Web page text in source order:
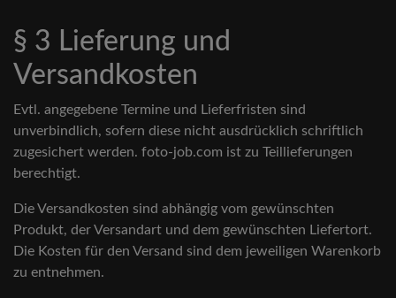
§ 3 Lieferung und
Versandkosten
Evtl. angegebene Termine und Lieferfristen sind
unverbindlich, sofern diese nicht ausdrücklich schriftlich
zugesichert werden. foto-job.com ist zu Teillieferungen
berechtigt.
Die Versandkosten sind abhängig vom gewünschten
Produkt, der Versandart und dem gewünschten Liefertort.
Die Kosten für den Versand sind dem jeweiligen Warenkorb
zu entnehmen.